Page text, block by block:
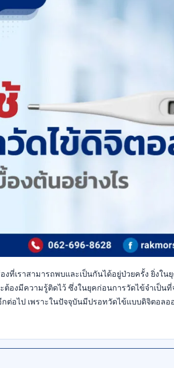
องที่เราสามารถพบและเป็นกันได้อยู่ป่วยครั้ง ยิ่งใ
ต้องมีความรู้ติดไว้ ซึ่งในยุคก่อนการวัดไข้จำเป็
กต่อไป เพราะในปัจจุบันมีปรอทวัดไข้แบบดิจิตอ